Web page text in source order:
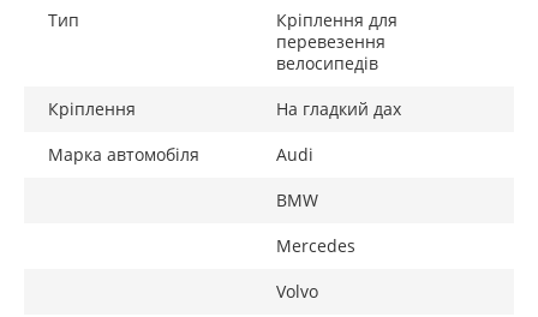
Тип
Кріплення для
перевезення
велосипедів
Кріплення
На гладкий дах
Марка автомобіля
Audi
BMW
Mercedes
Volvo